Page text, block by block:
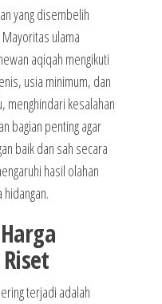
yang disembelih
ulama
aqiqah mengikuti
usia minimum, dan
menghindari kesalahan
bagian penting agar
baik dan sah secara
hasil olahan
terjadi adalah